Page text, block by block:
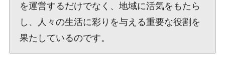
を運営するだけでなく、地域に活気をもたら
し、人々の生活に彩りを与える重要な役割を
果たしているのです。